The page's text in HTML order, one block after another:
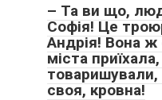
– Та ви що,
Софія! Це
Андрія! Вона ж
міста
товаришували,
своя, кровна!